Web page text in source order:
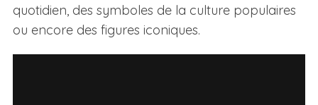
quotidien, des symboles de la culture populaires
ou encore des figures iconiques.